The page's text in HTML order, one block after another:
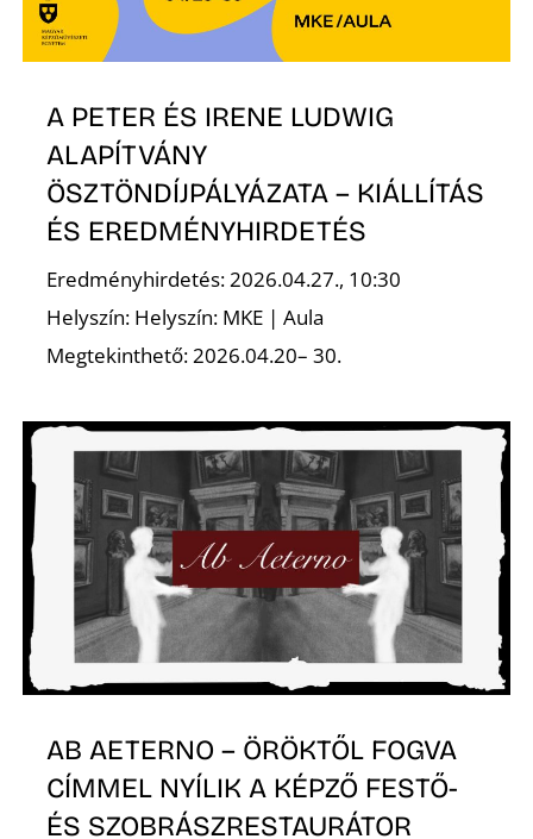
A PETER ÉS IRENE LUDWIG
ALAPÍTVÁNY
ÖSZTÖNDÍJPÁLYÁZATA – KIÁLLÍTÁS
ÉS EREDMÉNYHIRDETÉS
Eredményhirdetés: 2026.04.27., 10:30
Helyszín: Helyszín: MKE | Aula
Megtekinthető: 2026.04.20– 30.
AB AETERNO – ÖRÖKTŐL FOGVA
CÍMMEL NYÍLIK A KÉPZŐ FESTŐ-
ÉS SZOBRÁSZRESTAURÁTOR